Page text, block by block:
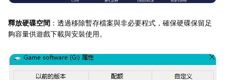
釋放硬碟空間 ：透過移除暫存檔案與非必要程式，確保硬碟保留足
夠容量供遊戲下載與安裝使用。